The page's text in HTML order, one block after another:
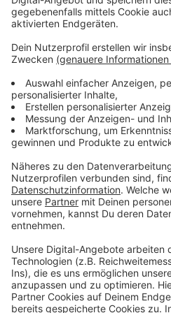
Anzeige
In der Tabelle liegt die
kommenden Dienstag geht
Achtelfinale in Magdeburg
Anzeige
Weitere Infos und Links
Anzeige
Die Tabelle der zweiten
Fortuna für Alle: